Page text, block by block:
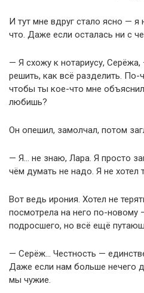
И тут мне вдруг стало ясно — я
что. Даже если осталась ни с
— Я схожу к нотариусу,
решить, как всё разделить.
чтобы ты кое-что мне
любишь?
Он опешил, замолчал, потом
— Я… не знаю, Лара. Я просто
чём думать не надо. Я не хотел
Вот ведь ирония. Хотел не
посмотрела на него по-новому
подросшего, но всё ещё
— Серёж… Честность —
Даже если нам больше нечего
мы чужие.